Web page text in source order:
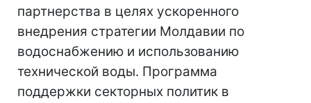
партнерства в целях ускоренного
внедрения стратегии Молдавии по
водоснабжению и использованию
технической воды. Программа
поддержки секторных политик в